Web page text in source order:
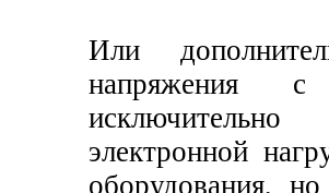
Или
напряжения
электронной
оборудования,